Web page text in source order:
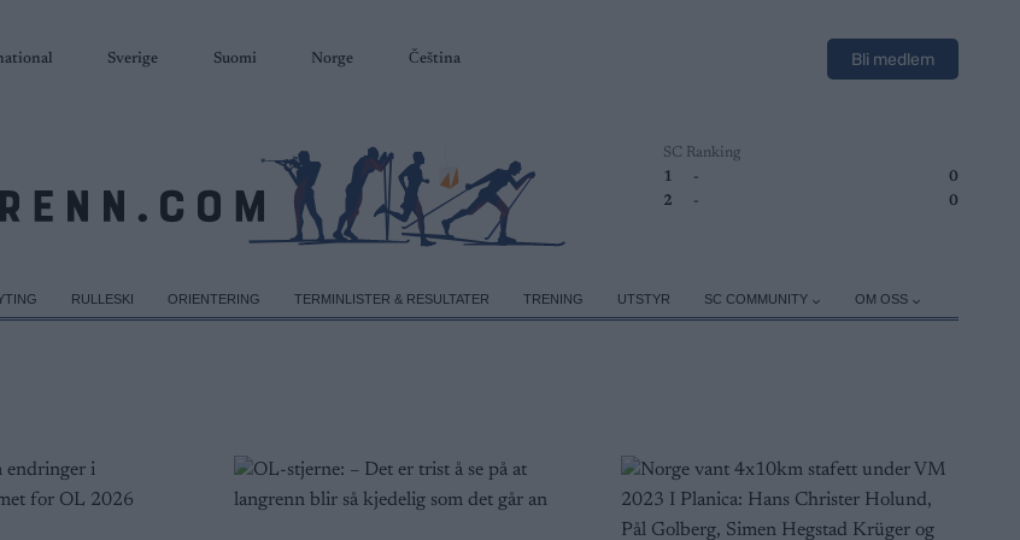
Sverige Suomi Norge Čeština Bli medlem
SC Ranking
1
-
0
2
- 0
RULLESKI ORIENTERING TERMINLISTER & RESULTATER TRENING UTSTYR SC COMMUNITY OM OSS